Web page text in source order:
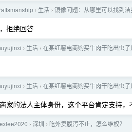
› 生活 › 镜像问题：从哪里可以找到
拒绝回答
› 生活 › 在某红薯电商购买牛肉干吃出虫
› 生活 › 在某红薯电商购买牛肉干吃出虫
家的法人主体身份，这个平台肯定支持
› 深圳 › 吃外卖腹泻不止，怎么维权？